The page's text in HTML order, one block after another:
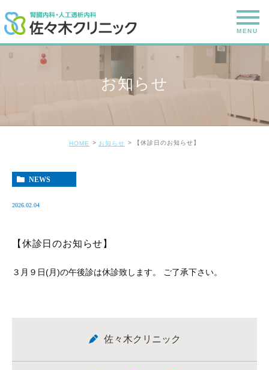
お知らせ
HOME お知らせ 【休診日のお知らせ】
NEWS
2026.02.04
【休診日のお知らせ】
３月９日(月)の午後診は休診致します。 ご了承下さい。
佐々木クリニック